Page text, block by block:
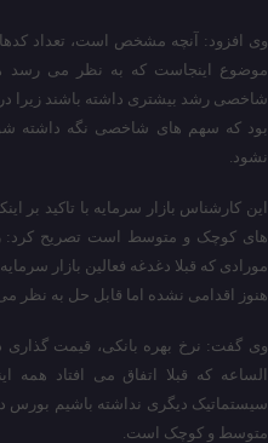
وی افزود: آنچه مشخص است، تعداد
موضوع اینجاست که به نظر می رسد
شاخصی رشد بیشتری داشته باشند زیرا
بود که سهم های شاخصی نگه داشته
نشود.
این کارشناس بازار سرمایه با تاکید بر
های کوچک و متوسط است تصریح
مورادی که قبلا دغدغه فعالین بازار
هنوز اقدامی نشده اما قابل حل به نظر
وی گفت: نرخ بهره بانکی، قیمت گذاری
الساعه که قبلا اتفاق می افتاد
سیستماتیک دیگری نداشته باشیم بورس
متوسط و کوچک است.